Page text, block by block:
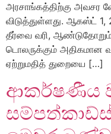
அரசாங்கத்திற்கு அவசர
விடுத்துள்ளது. ஆகஸ்ட் 1,
தீர்வை வரி,
டொலருக்கும் அதிகமான
ஏற்றுமதித் துறையை […]
ආකර්ෂණීය
සම්පත්කාඩ්ස්